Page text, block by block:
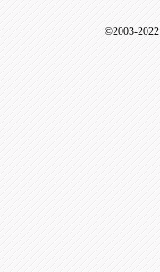
©2003-2022